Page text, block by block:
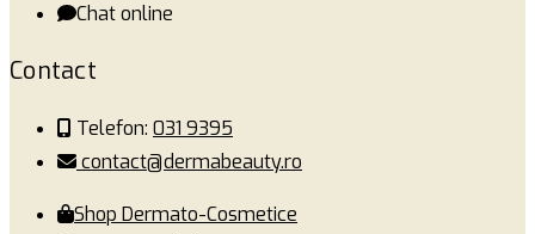
Chat online
Contact
Telefon: 031 9395
contact@dermabeauty.ro
Shop Dermato-Cosmetice